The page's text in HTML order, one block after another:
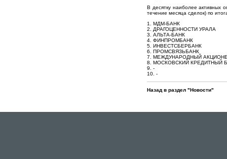
В десятку наиболее активных
течение месяца сделок) по
1. МДМ-БАНК
2. ДРАГОЦЕННОСТИ УРАЛА
3. АЛЬТА-БАНК
4. ФИНПРОМБАНК
5. ИНВЕСТСБЕРБАНК
6. ПРОМСВЯЗЬБАНК
7. МЕЖДУНАРОДНЫЙ
8. МОСКОВСКИЙ КРЕДИТНЫЙ
9. -
10. -
Назад в раздел "Новости"